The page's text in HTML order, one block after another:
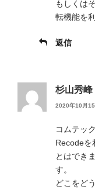
もしくは
転機能を
返信
杉山秀峰
2020年10月
コムテッ
Recodeを
とはでき
す。
どこをど